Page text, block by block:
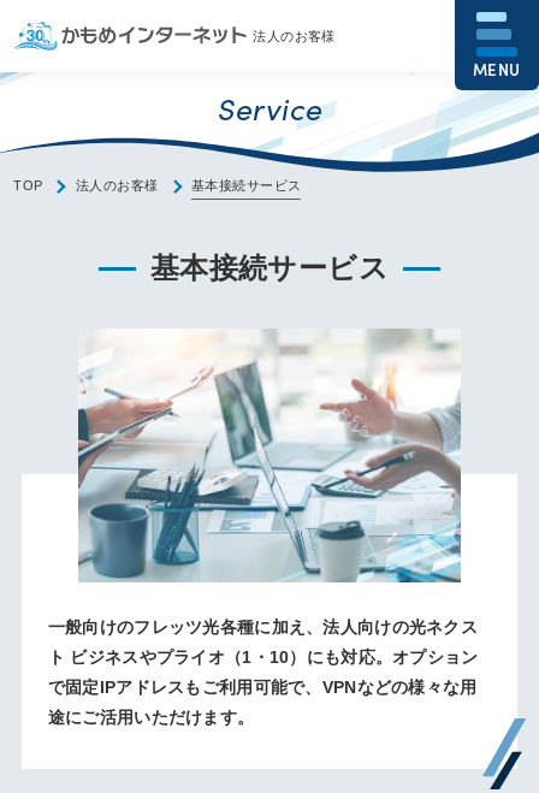
MENU
法人のお客様
Service
TOP 法人のお客様 基本接続サービス
基本接続サービス
一般向けのフレッツ光各種に加え、法人向けの光ネクス
ト ビジネスやプライオ（1・10）にも対応。オプション
で固定IPアドレスもご利用可能で、VPNなどの様々な用
途にご活用いただけます。